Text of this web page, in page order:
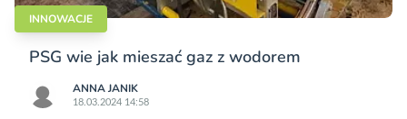
INNOWACJE
PSG wie jak mieszać gaz z wodorem
ANNA JANIK
18.03.2024 14:58